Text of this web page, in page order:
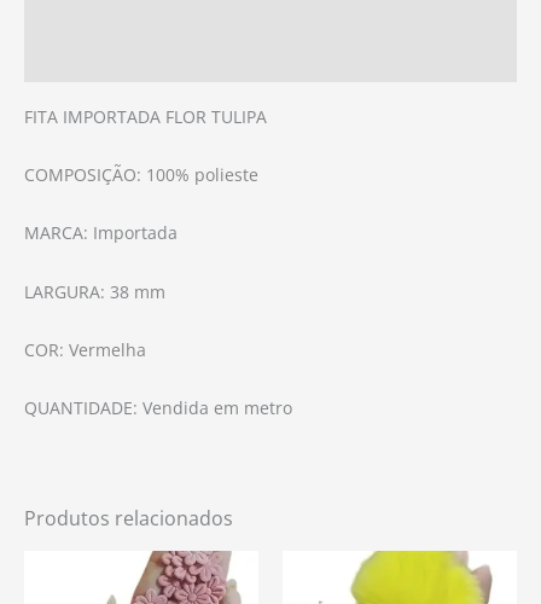
FITA IMPORTADA FLOR TULIPA
COMPOSIÇÃO: 100% polieste
MARCA: Importada
LARGURA: 38 mm
COR: Vermelha
QUANTIDADE: Vendida em metro
Produtos relacionados